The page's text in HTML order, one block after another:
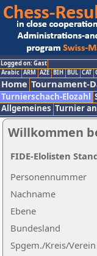
Logged on: Gast
Arabic ARM AZE BIH BUL CAT
Home Tournament-
Turnierschach-Elozahl
Allgemeines Turnier
Willkommen
Nachname
Ebene
Personennummer
Bundesland
Spgem./Kreis/Verein
FIDE-Elolisten